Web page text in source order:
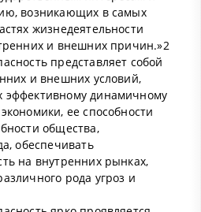
возникающих в самых
жизнедеятельности
и внешних причин.»2
представляет собой
и внешних условий,
эффективному динамичному
ее способности
общества,
обеспечивать
на внутренних рынках,
рода угроз и